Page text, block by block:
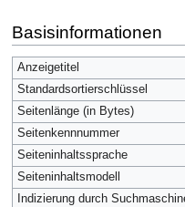
Navigation
springen
Suche
springen
Basisinformationen
Anzeigetitel
Standardsortierschlüssel
Seitenlänge (in Bytes)
Seitenkennnummer
Seiteninhaltssprache
Seiteninhaltsmodell
Indizierung durch